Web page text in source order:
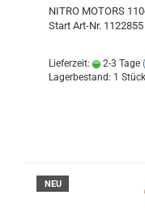
NITRO MOTORS
Start Art-Nr. 1122855
Lieferzeit: 2-3 Tage
Lagerbestand: 1 Stück
NEU